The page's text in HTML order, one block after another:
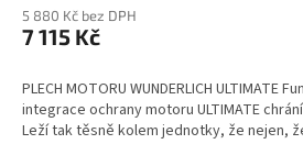
5 880 Kč bez DPH
7 115 Kč
PLECH MOTORU WUNDERLICH ULTIMATE
integrace ochrany motoru ULTIMATE
Leží tak těsně kolem jednotky, že nejen,